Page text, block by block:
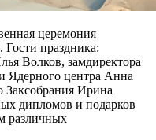
церемония
Гости праздника:
Волков, замдиректора
Ядерного центра Анна
Заксобрания Ирина
дипломов и подарков
различных